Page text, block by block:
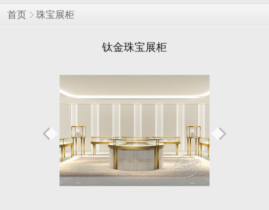
首页 珠宝展柜
钛金珠宝展柜